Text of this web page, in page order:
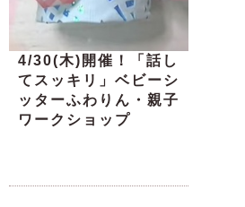
4/30(木)開催！「話し
てスッキリ」ベビーシ
ッターふわりん・親子
ワークショップ